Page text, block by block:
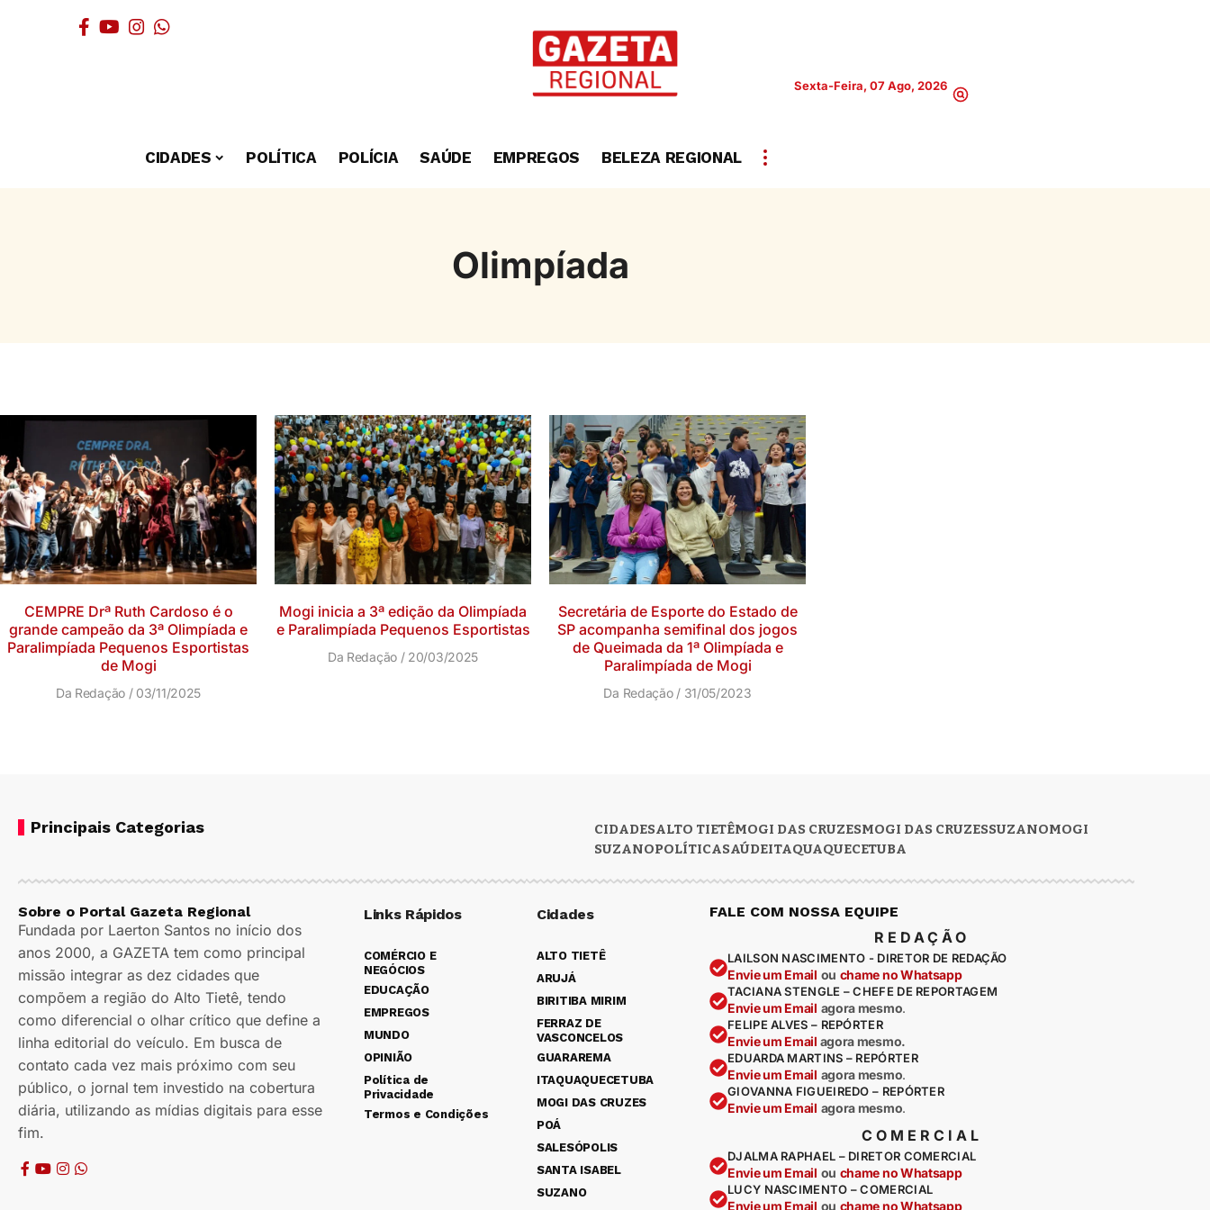
Sexta-Feira, 07 Ago, 2026
CIDADES POLÍTICA POLÍCIA SAÚDE EMPREGOS BELEZA REGIONAL
Olimpíada
CEMPRE Drª Ruth Cardoso é o
grande campeão da 3ª Olimpíada e
Paralimpíada Pequenos Esportistas
de Mogi
Da Redação 03/11/2025
Mogi inicia a 3ª edição da Olimpíada
e Paralimpíada Pequenos Esportistas
Da Redação 20/03/2025
Secretária de Esporte do Estado de
SP acompanha semifinal dos jogos
de Queimada da 1ª Olimpíada e
Paralimpíada de Mogi
Da Redação 31/05/2023
Principais Categorias CIDADESALTO TIETÊMOGI DAS CRUZESMOGI DAS CRUZESSUZANOMOGI
SUZANOPOLÍTICASAÚDEITAQUAQUECETUBA
Sobre o Portal Gazeta Regional
Fundada por Laerton Santos no início dos
anos 2000, a GAZETA tem como principal
missão integrar as dez cidades que
compõem a região do Alto Tietê, tendo
como diferencial o olhar crítico que define a
linha editorial do veículo. Em busca de
contato cada vez mais próximo com seu
público, o jornal tem investido na cobertura
diária, utilizando as mídias digitais para esse
fim.
Links Rápidos
COMÉRCIO E
NEGÓCIOS
EDUCAÇÃO
EMPREGOS
MUNDO
OPINIÃO
Política de
Privacidade
Termos e Condições
Cidades
ALTO TIETÊ
ARUJÁ
BIRITIBA MIRIM
FERRAZ DE
VASCONCELOS
GUARAREMA
ITAQUAQUECETUBA
MOGI DAS CRUZES
POÁ
SALESÓPOLIS
SANTA ISABEL
SUZANO
FALE COM NOSSA EQUIPE
REDAÇÃO
LAILSON NASCIMENTO - DIRETOR DE REDAÇÃO
Envie um Email ou chame no Whatsapp
TACIANA STENGLE – CHEFE DE REPORTAGEM
Envie um Email agora mesmo.
FELIPE ALVES – REPÓRTER
Envie um Email agora mesmo.
EDUARDA MARTINS – REPÓRTER
Envie um Email agora mesmo.
GIOVANNA FIGUEIREDO – REPÓRTER
Envie um Email agora mesmo.
COMERCIAL
DJALMA RAPHAEL – DIRETOR COMERCIAL
Envie um Email ou chame no Whatsapp
LUCY NASCIMENTO – COMERCIAL
Envie um Email ou chame no Whatsapp